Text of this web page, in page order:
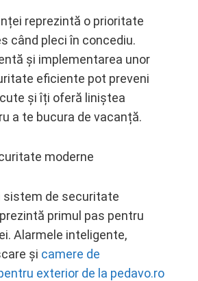
reprezintă o prioritate
când pleci în concediu.
și implementarea unor
eficiente pot preveni
și îți oferă liniștea
a te bucura de vacanță.
moderne
sistem de securitate
primul pas pentru
Alarmele inteligente,
și camere de
exterior de la pedavo.ro